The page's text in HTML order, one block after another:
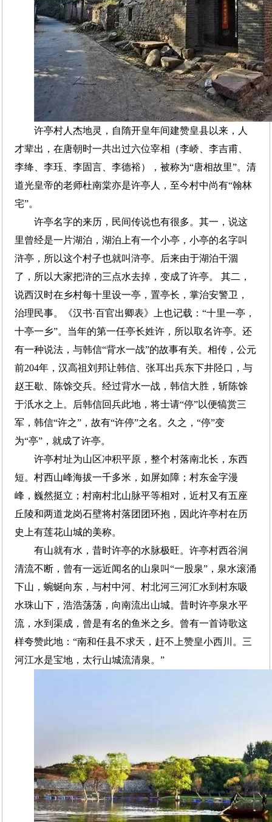
许亭村人杰地灵，自隋开皇年间建赞皇县以来，人
才辈出，在唐朝时一共出过六位宰相（李峤、李吉甫、
李绛、李珏、李固言、李德裕），被称为“唐相故里”。清
道光皇帝的老师杜南棠亦是许亭人，至今村中尚有“翰林
宅”。
许亭名字的来历，民间传说也有很多。其一，说这
里曾经是一片湖泊，湖泊上有一个小亭，小亭的名字叫
浒亭，所以这个村子也就叫浒亭。后来由于湖泊干涸
了，所以大家把浒的三点水去掉，变成了许亭。 其二，
说西汉时在乡村每十里设一亭，置亭长，掌治安警卫，
治理民事。《汉书·百官出卿表》上也记载：“十里一亭，
十亭一乡”。当年的第一任亭长姓许，所以取名许亭。还
有一种说法，与韩信“背水一战”的故事有关。相传，公元
前204年，汉高祖刘邦让韩信、张耳出兵东下井陉口，与
赵王歇、陈馀交兵。经过背水一战，韩信大胜，斩陈馀
于汦水之上。后韩信回兵此地，将士请“停”以便犒赏三
军，韩信“许之”，故有“许停”之名。久之，“停”变
为“亭”，就成了许亭。
许亭村址为山区冲积平原，整个村落南北长，东西
短。村西山峰海拔一千多米，如屏如障；村东金字漫
峰，巍然挺立；村南村北山脉平等相对，近村又有五座
丘陵和两道龙岗石壁将村落团团环抱，因此许亭村在历
史上有莲花山城的美称。
有山就有水，昔时许亭的水脉极旺。许亭村西谷涧
清流不断，曾有一远近闻名的山泉叫“一股泉”，泉水滚涌
下山，蜿蜒向东，与村中河、村北河三河汇水到村东吸
水珠山下，浩浩荡荡，向南流出山城。昔时许亭泉水平
流，水到渠成，曾是有名的鱼米之乡。曾有一首诗歌这
样夸赞此地：“南和任县不求天，赶不上赞皇小西川。三
河江水是宝地，太行山城流清泉。”